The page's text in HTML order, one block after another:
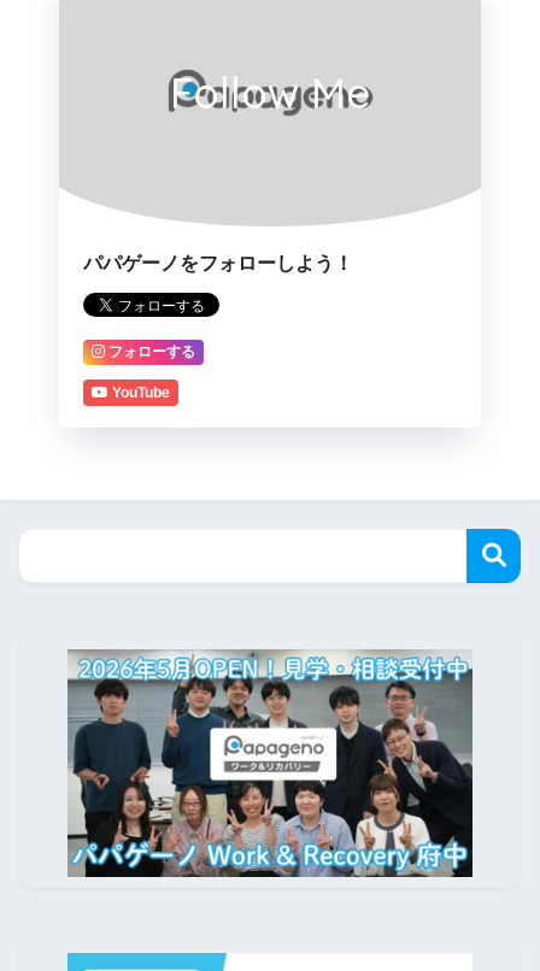
Follow Me
パパゲーノをフォローしよう！
フォローする
YouTube